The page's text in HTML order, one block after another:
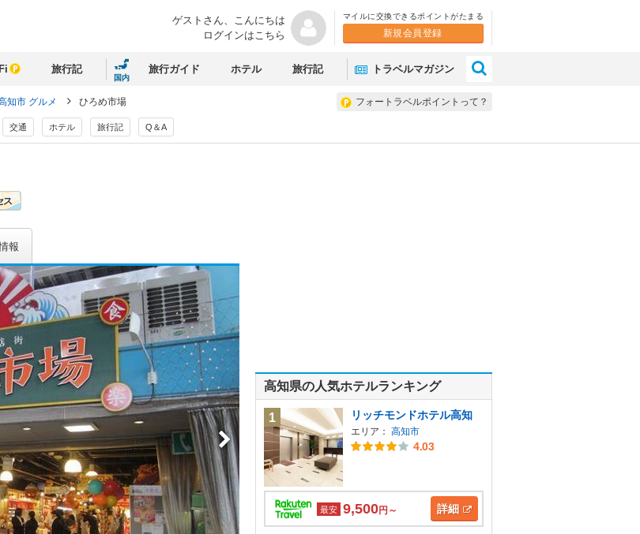
ゲストさん、 こんにちは
ログインはこちら
マイルに交換できるポイントがたまる
新規会員登録
旅行記
国内
旅行ガイド ホテル 旅行記 トラベルマガジン
フォートラベルポイントって？
知市 グルメ ひろめ市場
交通 ホテル 旅行記 Q＆A
ス
報
高知県の人気ホテルランキング
1 リッチモンドホテル高知
エリア： 高知市
4.03
最安 9,500円～ 詳細